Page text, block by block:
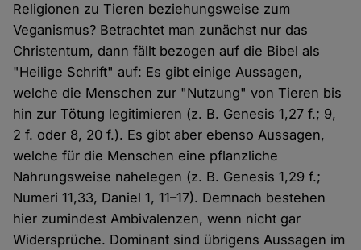
Religionen zu Tieren beziehungsweise zum
Veganismus? Betrachtet man zunächst nur das
Christentum, dann fällt bezogen auf die Bibel als
"Heilige Schrift" auf: Es gibt einige Aussagen,
welche die Menschen zur "Nutzung" von Tieren bis
hin zur Tötung legitimieren (z. B. Genesis 1,27 f.; 9,
2 f. oder 8, 20 f.). Es gibt aber ebenso Aussagen,
welche für die Menschen eine pflanzliche
Nahrungsweise nahelegen (z. B. Genesis 1,29 f.;
Numeri 11,33, Daniel 1, 11–17). Demnach bestehen
hier zumindest Ambivalenzen, wenn nicht gar
Widersprüche. Dominant sind übrigens Aussagen im